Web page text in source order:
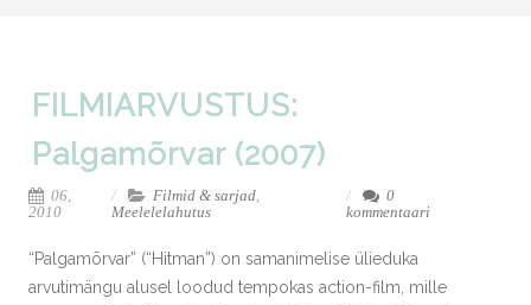
FILMIARVUSTUS:
Palgamõrvar (2007)
06,
2010
Filmid & sarjad,
Meelelelahutus
0
kommentaari
“Palgamõrvar” (“Hitman”) on samanimelise ülieduka
arvutimängu alusel loodud tempokas action-film, mille